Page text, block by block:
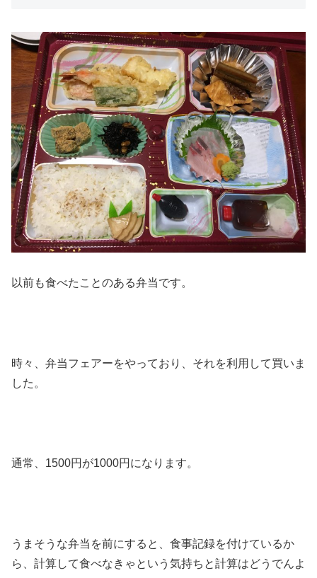
以前も食べたことのある弁当です。
時々、弁当フェアーをやっており、それを利用して買いま
した。
通常、1500円が1000円になります。
うまそうな弁当を前にすると、食事記録を付けているか
ら、計算して食べなきゃという気持ちと計算はどうでんよ